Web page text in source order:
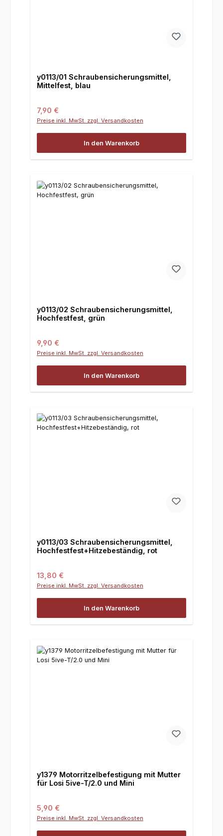
y0113/01 Schraubensicherungsmittel,
Mittelfest, blau
Regulärer Preis:
7,90 €
Preise inkl. MwSt. zzgl. Versandkosten
In den Warenkorb
y0113/02 Schraubensicherungsmittel,
Hochfestfest, grün
Regulärer Preis:
9,90 €
Preise inkl. MwSt. zzgl. Versandkosten
In den Warenkorb
y0113/03 Schraubensicherungsmittel,
Hochfestfest+Hitzebeständig, rot
Regulärer Preis:
13,80 €
Preise inkl. MwSt. zzgl. Versandkosten
In den Warenkorb
y1379 Motorritzelbefestigung mit Mutter
für Losi 5ive-T/2.0 und Mini
Regulärer Preis:
5,90 €
Preise inkl. MwSt. zzgl. Versandkosten